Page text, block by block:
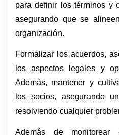
para definir los términos y
asegurando que se
organización.
Formalizar los acuerdos,
los aspectos legales y
Además, mantener y
los socios, asegurando
resolviendo cualquier
Además de